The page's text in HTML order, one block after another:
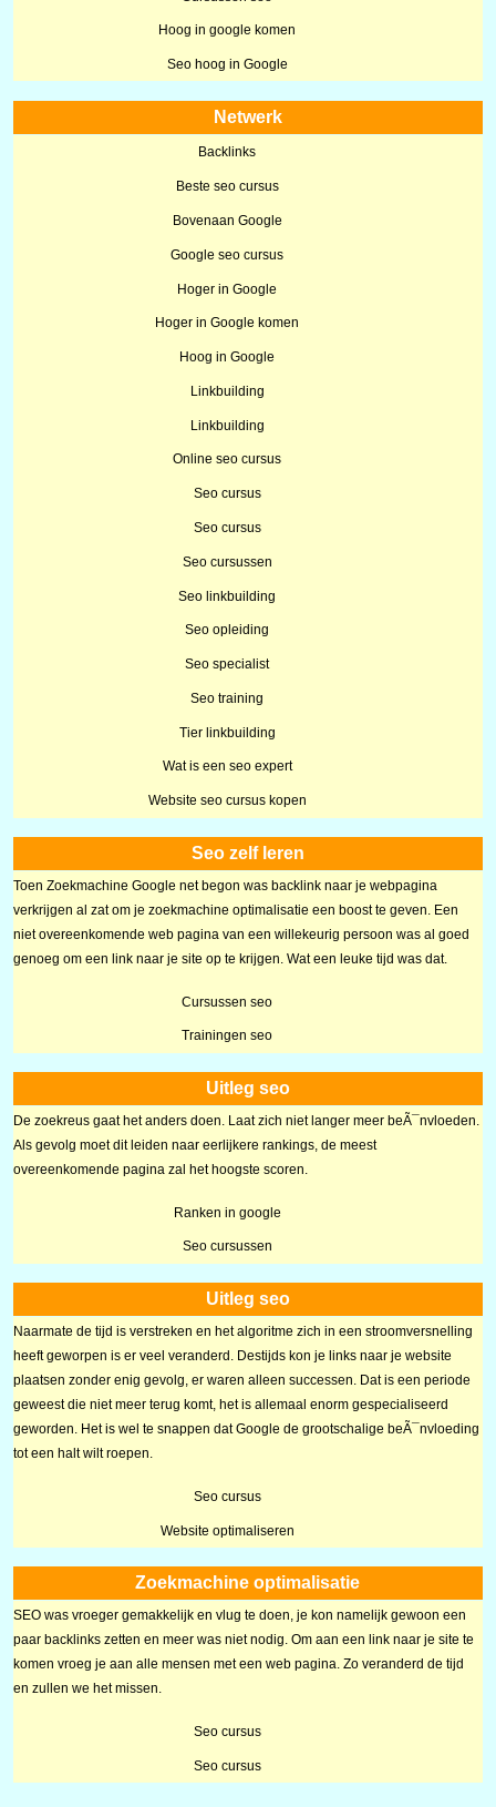
Hoog in google komen
Seo hoog in Google
Netwerk
Backlinks
Beste seo cursus
Bovenaan Google
Google seo cursus
Hoger in Google
Hoger in Google komen
Hoog in Google
Linkbuilding
Linkbuilding
Online seo cursus
Seo cursus
Seo cursus
Seo cursussen
Seo linkbuilding
Seo opleiding
Seo specialist
Seo training
Tier linkbuilding
Wat is een seo expert
Website seo cursus kopen
Seo zelf leren
Toen Zoekmachine Google net begon was backlink naar je webpagina
verkrijgen al zat om je zoekmachine optimalisatie een boost te geven. Een
niet overeenkomende web pagina van een willekeurig persoon was al goed
genoeg om een link naar je site op te krijgen. Wat een leuke tijd was dat.
Cursussen seo
Trainingen seo
Uitleg seo
De zoekreus gaat het anders doen. Laat zich niet langer meer beÃ¯nvloeden.
Als gevolg moet dit leiden naar eerlijkere rankings, de meest
overeenkomende pagina zal het hoogste scoren.
Ranken in google
Seo cursussen
Uitleg seo
Naarmate de tijd is verstreken en het algoritme zich in een stroomversnelling
heeft geworpen is er veel veranderd. Destijds kon je links naar je website
plaatsen zonder enig gevolg, er waren alleen successen. Dat is een periode
geweest die niet meer terug komt, het is allemaal enorm gespecialiseerd
geworden. Het is wel te snappen dat Google de grootschalige beÃ¯nvloeding
tot een halt wilt roepen.
Seo cursus
Website optimaliseren
Zoekmachine optimalisatie
SEO was vroeger gemakkelijk en vlug te doen, je kon namelijk gewoon een
paar backlinks zetten en meer was niet nodig. Om aan een link naar je site te
komen vroeg je aan alle mensen met een web pagina. Zo veranderd de tijd
en zullen we het missen.
Seo cursus
Seo cursus